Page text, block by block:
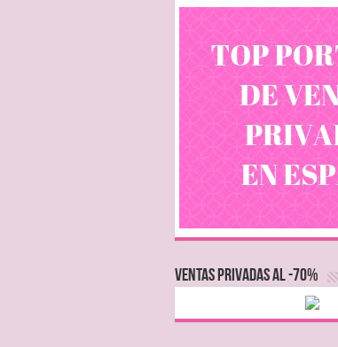
VENTAS PRIVADAS AL -70%